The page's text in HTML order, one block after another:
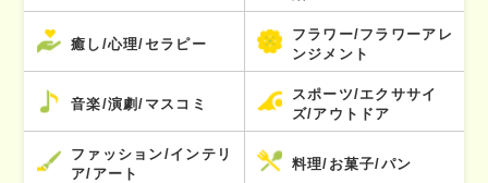
癒し/心理/セラピー
フラワー/フラワーアレ
ンジメント
音楽/演劇/マスコミ
スポーツ/エクササイ
ズ/アウトドア
ファッション/インテリ
ア/アート
料理/お菓子/パン